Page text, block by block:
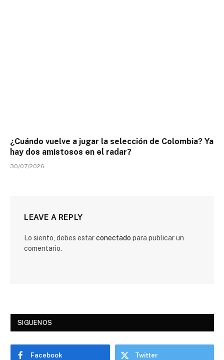
¿Cuándo vuelve a jugar la selección de Colombia? Ya
hay dos amistosos en el radar?
30/07/2026
LEAVE A REPLY
Lo siento, debes estarconectado para publicar un
comentario.
SIGUENOS
Facebook Twitter